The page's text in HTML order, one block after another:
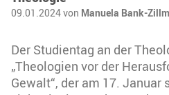
09.01.2024 von Manuela Bank-
Der Studientag an der
„Theologien vor der
Gewalt“, der am 17.